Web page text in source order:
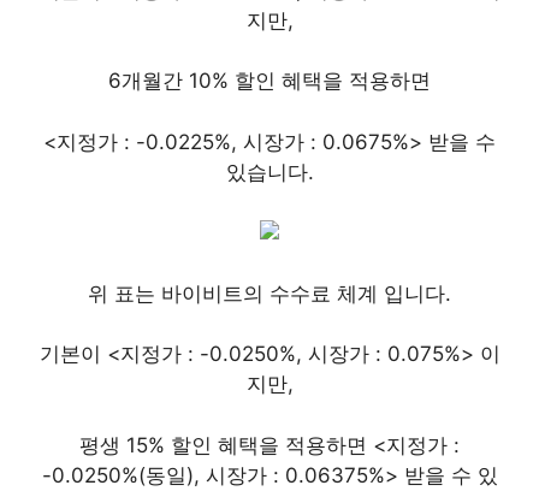
지만,
6개월간 10% 할인 혜택을 적용하면
<지정가 : -0.0225%, 시장가 : 0.0675%> 받을 수
있습니다.
위 표는 바이비트의 수수료 체계 입니다.
기본이 <지정가 : -0.0250%, 시장가 : 0.075%> 이
지만,
평생 15% 할인 혜택을 적용하면 <지정가 :
-0.0250%(동일), 시장가 : 0.06375%> 받을 수 있